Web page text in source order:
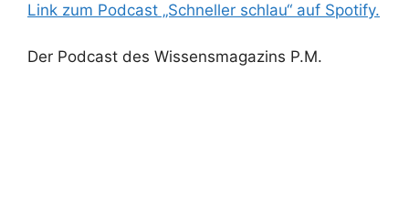
Link zum Podcast „Schneller schlau“ auf Spotify.
Der Podcast des Wissensmagazins P.M.